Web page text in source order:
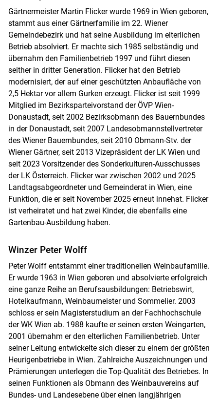
Gärtnermeister Martin Flicker wurde 1969 in Wien geboren,
stammt aus einer Gärtnerfamilie im 22. Wiener
Gemeindebezirk und hat seine Ausbildung im elterlichen
Betrieb absolviert. Er machte sich 1985 selbständig und
übernahm den Familienbetrieb 1997 und führt diesen
seither in dritter Generation. Flicker hat den Betrieb
modernisiert, der auf einer geschützten Anbaufläche von
2,5 Hektar vor allem Gurken erzeugt. Flicker ist seit 1999
Mitglied im Bezirksparteivorstand der ÖVP Wien-
Donaustadt, seit 2002 Bezirksobmann des Bauernbundes
in der Donaustadt, seit 2007 Landesobmannstellvertreter
des Wiener Bauernbundes, seit 2010 Obmann-Stv. der
Wiener Gärtner, seit 2013 Vizepräsident der LK Wien und
seit 2023 Vorsitzender des Sonderkulturen-Ausschusses
der LK Österreich. Flicker war zwischen 2002 und 2025
Landtagsabgeordneter und Gemeinderat in Wien, eine
Funktion, die er seit November 2025 erneut innehat. Flicker
ist verheiratet und hat zwei Kinder, die ebenfalls eine
Gartenbau-Ausbildung haben.
Winzer Peter Wolff
Peter Wolff entstammt einer traditionellen Weinbaufamilie.
Er wurde 1963 in Wien geboren und absolvierte erfolgreich
eine ganze Reihe an Berufsausbildungen: Betriebswirt,
Hotelkaufmann, Weinbaumeister und Sommelier. 2003
schloss er sein Magisterstudium an der Fachhochschule
der WK Wien ab. 1988 kaufte er seinen ersten Weingarten,
2001 übernahm er den elterlichen Familienbetrieb. Unter
seiner Leitung entwickelte sich dieser zu einem der größten
Heurigenbetriebe in Wien. Zahlreiche Auszeichnungen und
Prämierungen unterlegen die Top-Qualität des Betriebes. In
seinen Funktionen als Obmann des Weinbauvereins auf
Bundes- und Landesebene über einen langjährigen